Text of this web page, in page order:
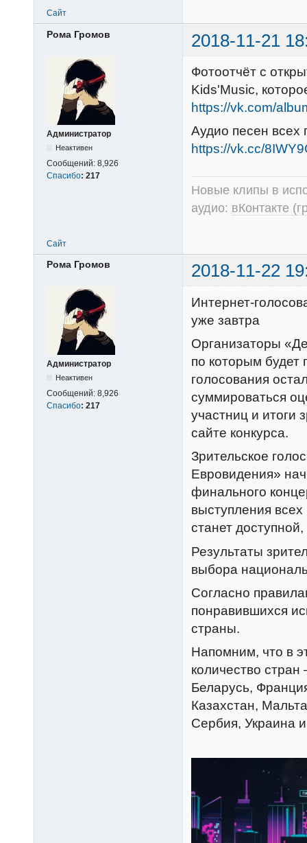
Сайт
Рома Громов 2018-11-21
Администратор
Неактивен
Сообщений: 8,926
Спасибо: 217
Фотоотчёт с
Kids'Music,
https://vk.com/
Аудио песен всех
https://vk.cc/
Новые клипы в
аудио: вКонтакте
Сайт
Рома Громов 2018-11-22
Администратор
Неактивен
Сообщений: 8,926
Спасибо: 217
Интернет-
уже завтра
Организаторы
по которым будет
голосования
суммироваться
участниц и итоги
сайте конкурса.
Зрительское
Евровидения»
финального
выступления всех
станет
Результаты
выбора
Согласно
понравившихся
страны.
Напомним, что в
количество
Беларусь,
Казахстан,
Сербия, Украина